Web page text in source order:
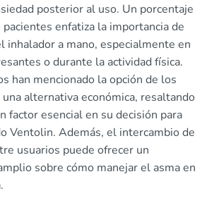
posterior al uso. Un porcentaje
enfatiza la importancia de
inhalador a mano, especialmente en
o durante la actividad física.
han mencionado la opción de los
alternativa económica, resaltando
factor esencial en su decisión para
Ventolin. Además, el intercambio de
usuarios puede ofrecer un
sobre cómo manejar el asma en